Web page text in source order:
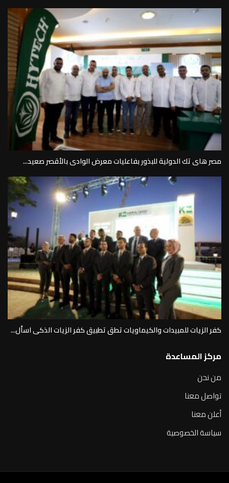
مصر هاى تك الدولية للبذور بفاعليات معرض الوادى بالأقصر صعيد...
كفر الزيات للمبيدات والكيماويات تطق تطبيق كفر الزيات الذكى اسأل...
مركز المساعدة
من نحن
تواصل معنا
أعلن معنا
سياسة الخصوصية